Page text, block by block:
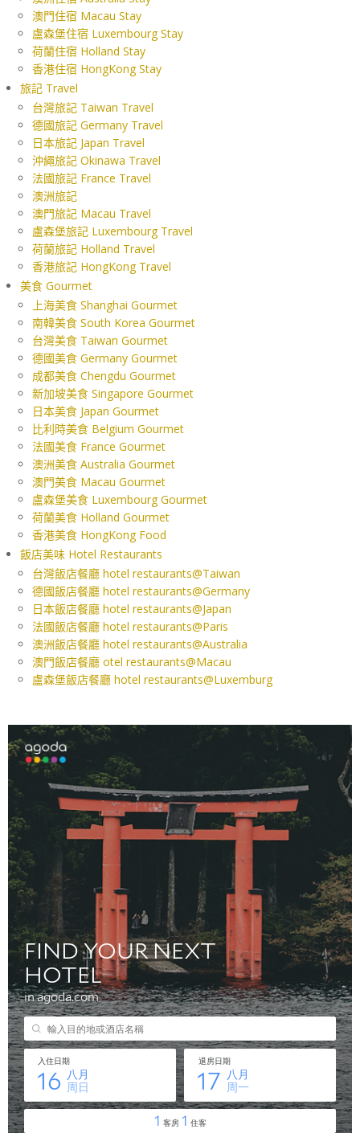
澳門住宿 Macau Stay
盧森堡住宿 Luxembourg Stay
荷蘭住宿 Holland Stay
香港住宿 HongKong Stay
旅記 Travel
台灣旅記 Taiwan Travel
德國旅記 Germany Travel
日本旅記 Japan Travel
沖繩旅記 Okinawa Travel
法國旅記 France Travel
澳洲旅記
澳門旅記 Macau Travel
盧森堡旅記 Luxembourg Travel
荷蘭旅記 Holland Travel
香港旅記 HongKong Travel
美食 Gourmet
上海美食 Shanghai Gourmet
南韓美食 South Korea Gourmet
台灣美食 Taiwan Gourmet
德國美食 Germany Gourmet
成都美食 Chengdu Gourmet
新加坡美食 Singapore Gourmet
日本美食 Japan Gourmet
比利時美食 Belgium Gourmet
法國美食 France Gourmet
澳洲美食 Australia Gourmet
澳門美食 Macau Gourmet
盧森堡美食 Luxembourg Gourmet
荷蘭美食 Holland Gourmet
香港美食 HongKong Food
飯店美味 Hotel Restaurants
台灣飯店餐廳 hotel restaurants@Taiwan
德國飯店餐廳 hotel restaurants@Germany
日本飯店餐廳 hotel restaurants@Japan
法國飯店餐廳 hotel restaurants@Paris
澳洲飯店餐廳 hotel restaurants@Australia
澳門飯店餐廳 otel restaurants@Macau
盧森堡飯店餐廳 hotel restaurants@Luxemburg